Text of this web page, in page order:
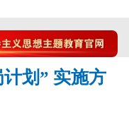
划” 实施方